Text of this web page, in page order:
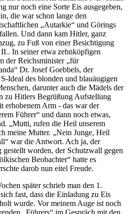
nur noch eine Sorte Eis ausgegeben,
die war schon lange den
Autarkie
und Görings
Und dann kam Hitler, ganz
zu Fuß von einer Besichtigung
In seiner etwa zehnköpfigen
der Reichsminister für
Dr. Josef Goebbels, der
Ideal des blonden und blauäugigen
darunter auch die Mädels der
zu Hitlers Begrüßung Aufstellung
erhobenem Arm - das war der
Führer
und dann noch etwas,
Mutti, rufen die Heil unserem
meine Mutter.
Nein Junge, Heil
war die Antwort. Ach ja, der
worden, der Schutzwall gegen
Beobachter
hatte es
darob nun eitel Freude.
später schrieb man den 1.
fast, dass die Einladung zu Eis
wurde. Vor meinem Auge ist noch
Führers
im Gespräch mit den